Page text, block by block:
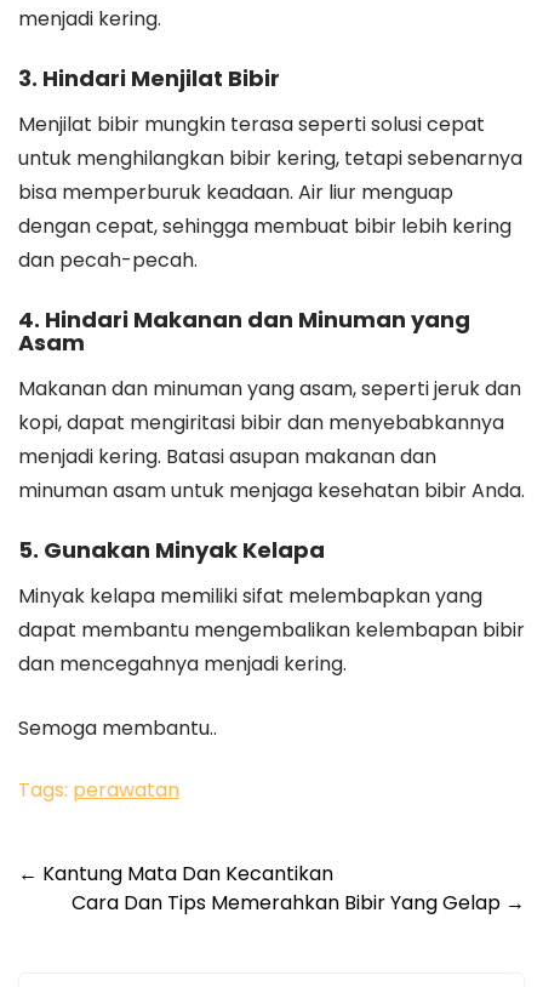
menjadi kering.
3. Hindari Menjilat Bibir
Menjilat bibir mungkin terasa seperti solusi cepat
untuk menghilangkan bibir kering, tetapi sebenarnya
bisa memperburuk keadaan. Air liur menguap
dengan cepat, sehingga membuat bibir lebih kering
dan pecah-pecah.
4. Hindari Makanan dan Minuman yang
Asam
Makanan dan minuman yang asam, seperti jeruk dan
kopi, dapat mengiritasi bibir dan menyebabkannya
menjadi kering. Batasi asupan makanan dan
minuman asam untuk menjaga kesehatan bibir Anda.
5. Gunakan Minyak Kelapa
Minyak kelapa memiliki sifat melembapkan yang
dapat membantu mengembalikan kelembapan bibir
dan mencegahnya menjadi kering.
Semoga membantu..
Tags: perawatan
← Kantung Mata Dan Kecantikan
Cara Dan Tips Memerahkan Bibir Yang Gelap →